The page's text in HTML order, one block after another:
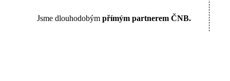
Jsme dlouhodobým přímým partnerem ČNB.